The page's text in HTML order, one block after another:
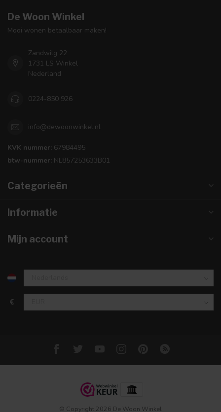
De Woon Winkel
Mooi wonen betaalbaar maken!
Zandwilg 22
1731 LS Winkel
Nederland
0224-850 926
info@dewoonwinkel.nl
KVK nummer: 67984495
btw-nummer: NL857253633B01
Categorieën
Informatie
Mijn account
€
© Copyright 2026 De Woon Winkel